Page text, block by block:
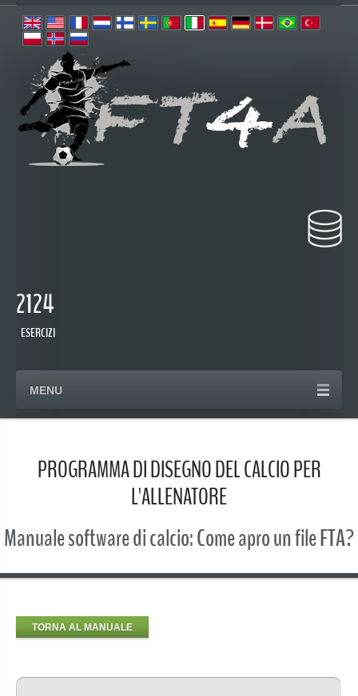
2124
ESERCIZI
MENU
PROGRAMMA DI DISEGNO DEL CALCIO PER
L'ALLENATORE
Manuale software di calcio: Come apro un file FTA?
TORNA AL MANUALE